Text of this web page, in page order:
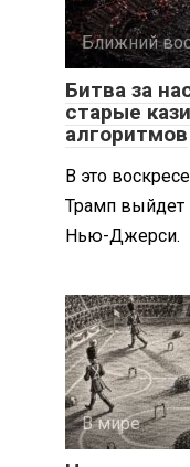
Ближний
Битва за
старые
алгоритмов
В это
Трамп выйдет
Нью-Джерси.
В мире